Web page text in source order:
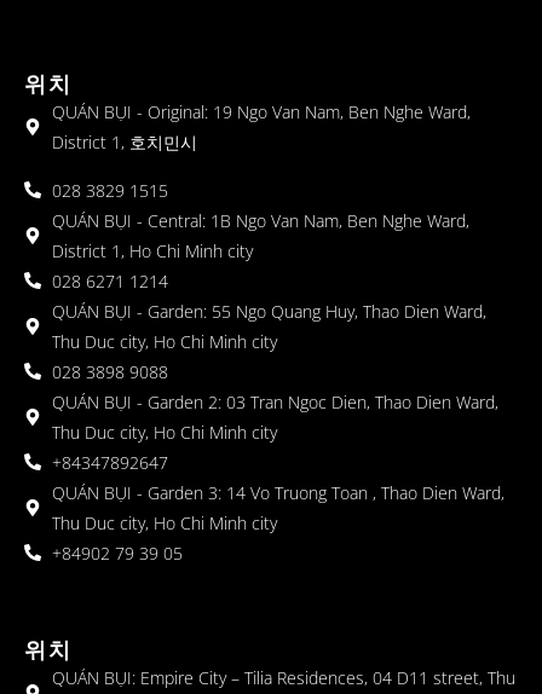
위치
QUÁN BỤI - Original: 19 Ngo Van Nam, Ben Nghe Ward,
District 1, 호치민시
028 3829 1515
QUÁN BỤI - Central: 1B Ngo Van Nam, Ben Nghe Ward,
District 1, Ho Chi Minh city
028 6271 1214
QUÁN BỤI - Garden: 55 Ngo Quang Huy, Thao Dien Ward,
Thu Duc city, Ho Chi Minh city
028 3898 9088
QUÁN BỤI - Garden 2: 03 Tran Ngoc Dien, Thao Dien Ward,
Thu Duc city, Ho Chi Minh city
+84347892647
QUÁN BỤI - Garden 3: 14 Vo Truong Toan , Thao Dien Ward,
Thu Duc city, Ho Chi Minh city
+84902 79 39 05
위치
QUÁN BỤI: Empire City – Tilia Residences, 04 D11 street, Thu